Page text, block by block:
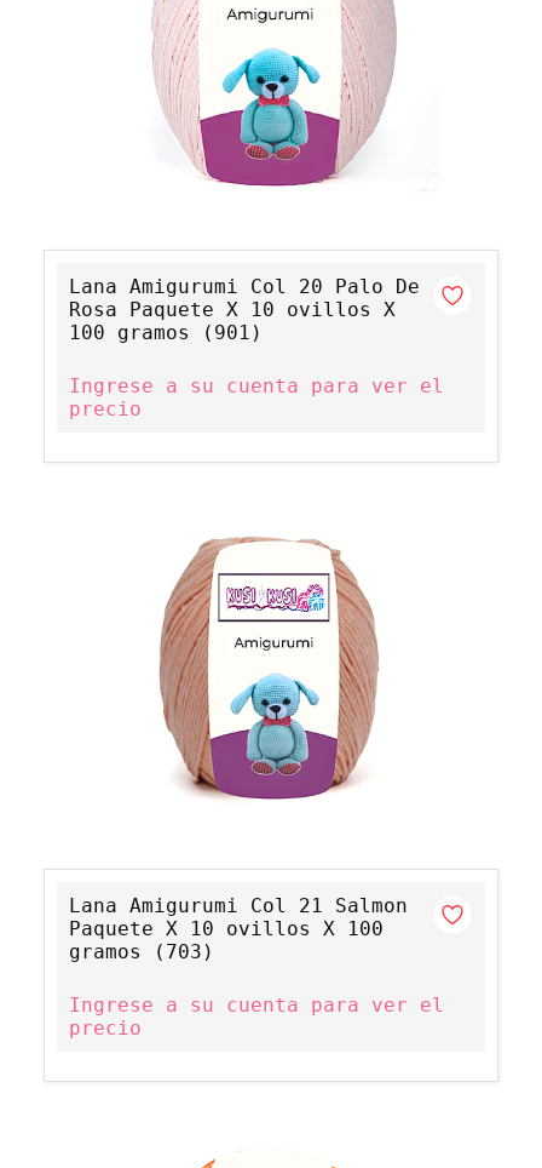
Lana Amigurumi Col 20 Palo De
Rosa Paquete X 10 ovillos X
100 gramos (901)
Ingrese a su cuenta para ver el
precio
Lana Amigurumi Col 21 Salmon
Paquete X 10 ovillos X 100
gramos (703)
Ingrese a su cuenta para ver el
precio